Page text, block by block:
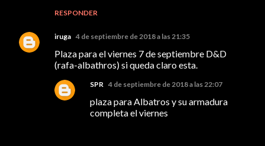
RESPONDER
iruga 4 de septiembre de 2018 a las 21:35
Plaza para el viernes 7 de septiembre D&D
(rafa-albathros) si queda claro esta.
SPR 4 de septiembre de 2018 a las 22:07
plaza para Albatros y su armadura
completa el viernes